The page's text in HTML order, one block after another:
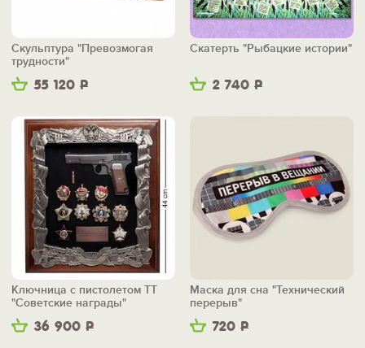
55 120 Р
Скульптура "Превозмогая
трудности"
2 740 Р
Скатерть "Рыбацкие истории"
36 900 Р
Ключница с пистолетом ТТ
"Советские награды"
720 Р
Маска для сна "Технический
перерыв"